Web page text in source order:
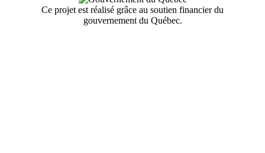
Ce projet est réalisé grâce au soutien financier du
gouvernement du Québec.